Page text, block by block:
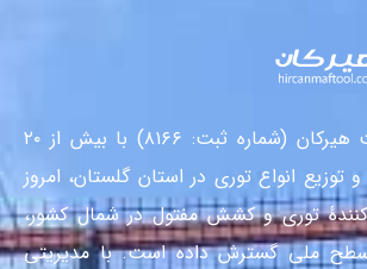
شرکت مفتول صنعت هیرکان (شماره ثبت: ۸۱۶۶) با بیش از ۲۰
توزیع انواع توری در استان گلستان، امروز
توری و کشش مفتول در شمال کشور،
سطح ملی گسترش داده است. با مدیریتی